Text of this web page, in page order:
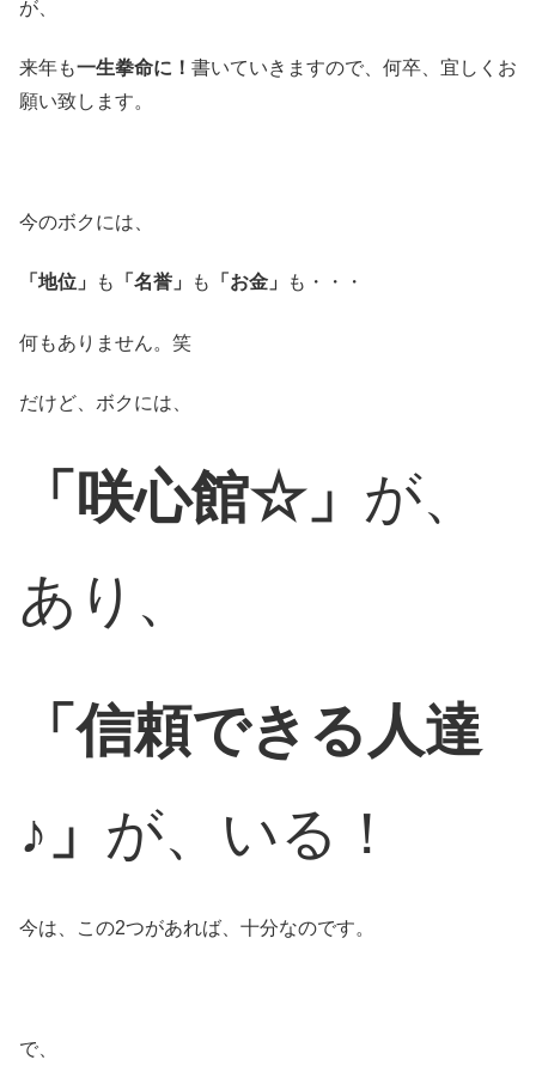
が、
来年も一生拳命に！ 書いていきますので、何卒、宜しくお
願い致します。
今のボクには、
「地位」 も 「名誉」 も 「お金」 も・・・
何もありません。笑
だけど、ボクには、
「咲心館☆」 が、
あり、
「信頼できる人達
♪」 が、いる！
今は、この2つがあれば、十分なのです。
で、